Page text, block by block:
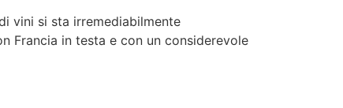
vini si sta irremediabilmente
Francia in testa e con un considerevole